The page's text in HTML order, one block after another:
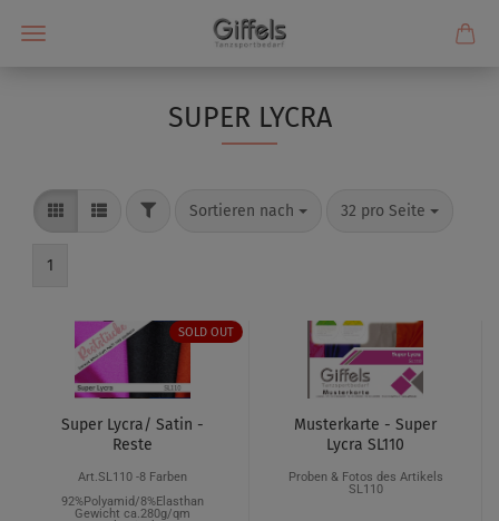
SUPER LYCRA
Sortieren nach 32 pro Seite
1
SOLD OUT
Super Lycra/ Satin -
Reste
Art.SL110 -8 Farben
92%Polyamid/8%Elasthan
Gewicht ca.280g/qm
Musterkarte - Super
Lycra SL110
Proben & Fotos des Artikels
SL110